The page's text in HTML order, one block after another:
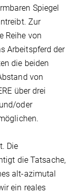
Spiegel
Zur
Reihe von
Arbeitspferd der
die beiden
von
über drei
oder
Die
die Tatsache,
alt-azimutal
ein reales